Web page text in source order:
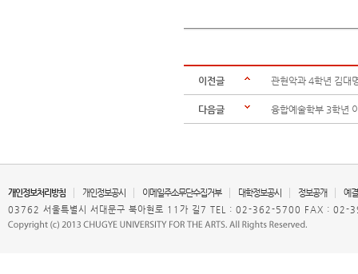
이전글 관현악과 4학년 김대
다음글 융합예술학부 3학년
개인정보처리방침 개인정보공시 이메일주소무단수집거부 대학정보공시 정보공개
예
03762 서울특별시 서대문구 북아현로 11가 길7 TEL : 02-362-5700 FAX : 02-